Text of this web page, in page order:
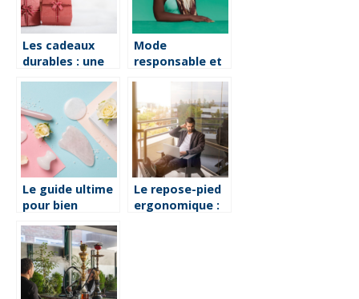
Les cadeaux
durables : une
preserver
l’environnement
Mode
responsable et
guide des
vetements
homme
respectueux de
l’environnement
Le guide ultime
pour bien
gomme
depilatoire
Le repose-pied
ergonomique :